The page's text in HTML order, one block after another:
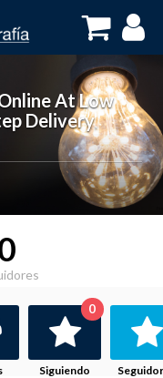
At Low
Delivery,
Siguiendo
0